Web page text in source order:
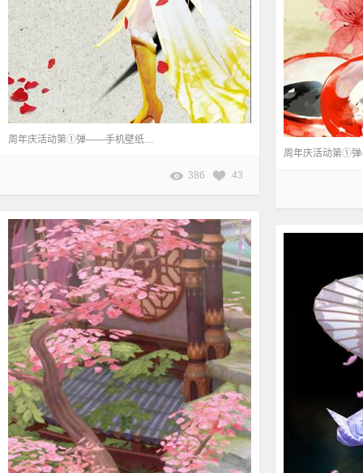
周年庆活动第①弹——手机壁纸任你挑。 本页壁纸作者：花丶幽魂 原帖地址：http://dtws.netease.com/thread-729431-1-1.html
386 43